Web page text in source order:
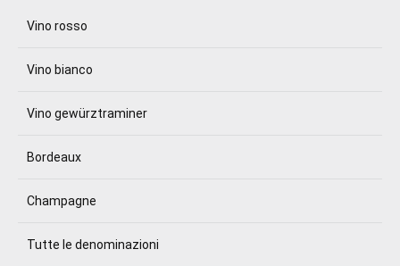
Vino rosso
Vino bianco
Vino gewürztraminer
Bordeaux
Champagne
Tutte le denominazioni